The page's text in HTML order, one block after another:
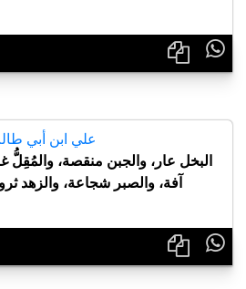

علي ابن أبي
البخل عار، والجبن منقصة، والمُقِلُّ
آفة، والصبر شجاعة، والزهد
